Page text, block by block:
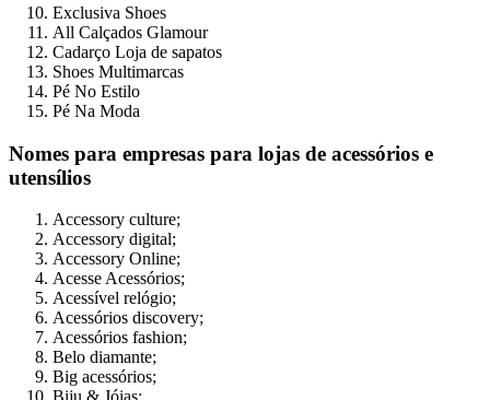
Exclusiva Shoes
All Calçados Glamour
Cadarço Loja de sapatos
Shoes Multimarcas
Pé No Estilo
Pé Na Moda
Nomes para empresas para lojas de acessórios e
utensílios
Accessory culture;
Accessory digital;
Accessory Online;
Acesse Acessórios;
Acessível relógio;
Acessórios discovery;
Acessórios fashion;
Belo diamante;
Big acessórios;